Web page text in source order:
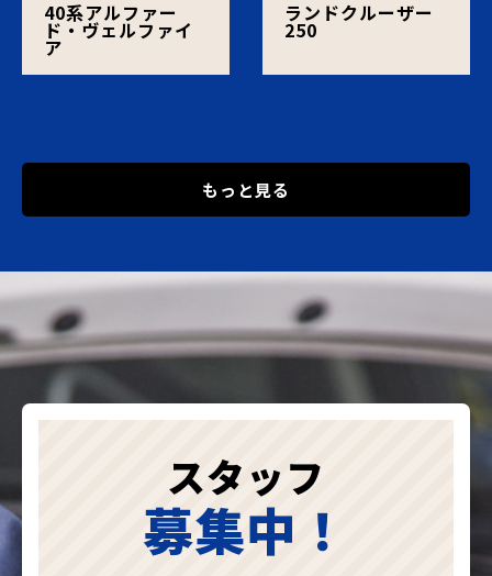
40系アルファー
ド・ヴェルファイ
ア
ランドクルーザー
250
もっと見る
スタッフ
募集中！